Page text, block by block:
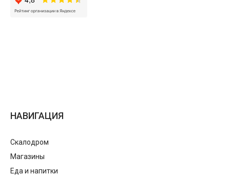
НАВИГАЦИЯ
Скалодром
Магазины
Еда и напитки